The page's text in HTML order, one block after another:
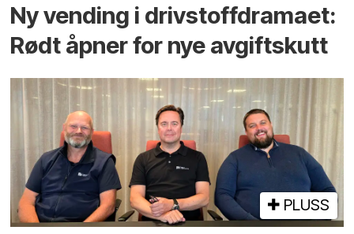
Ny vending i drivstoffdramaet:
Rødt åpner for nye avgiftskutt
PLUSS